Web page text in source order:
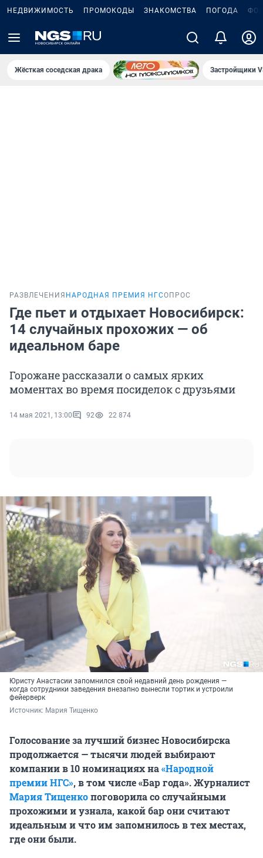
НЕДВИЖИМОСТЬ ПРОМОКОДЫ ЗНАКОМСТВА ПОГОДА
Жёсткая соседская драка Застройщики
РАЗВЛЕЧЕНИЯ НАРОДНАЯ ПРЕМИЯ НГСОПРОС
Где пьет и отдыхает Новосибирск:
14 случайных прохожих — об
идеальном баре
Горожане рассказали о самых ярких
моментах во время посиделок с друзьями
14 мая 2021, 13:00 92 22 874
Юристу Анастасии запомнился свой недавний день рождения —
когда сотрудники заведения внезапно вынесли тортик и устроили
фейерверк
Источник: Мария Тищенко
Голосование за лучший бизнес Новосибирска
продолжается — тысячи людей выбирают
компании в 10 номинациях на«Народной
премии НГС», в том числе «Бар года». Журналист
Мария Тищенкопоговорила со случайными
прохожими и узнала, какой бар они считают
идеальным и что им запомнилось в тех местах,
где они были.